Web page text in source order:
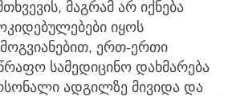
მაგრამ არ იქნება
იყოს
ერთ-ერთი
სამედიცინო დახმარება
ადგილზე მივიდა და